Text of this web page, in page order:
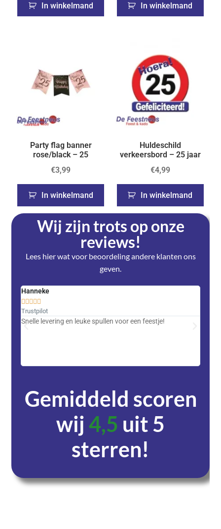
In winkelmand In winkelmand
Party flag banner
rose/black – 25
€3,99
In winkelmand
Huldeschild
verkeersbord – 25 jaar
€4,99
In winkelmand
Wij zijn trots op onze
reviews!
Lees hier wat voor beoordeling andere klanten ons
geven.
Hanneke
    
Trustpilot
Snelle levering en leuke spullen voor een feestje!
Gemiddeld scoren
wij4,5 uit 5
sterren!